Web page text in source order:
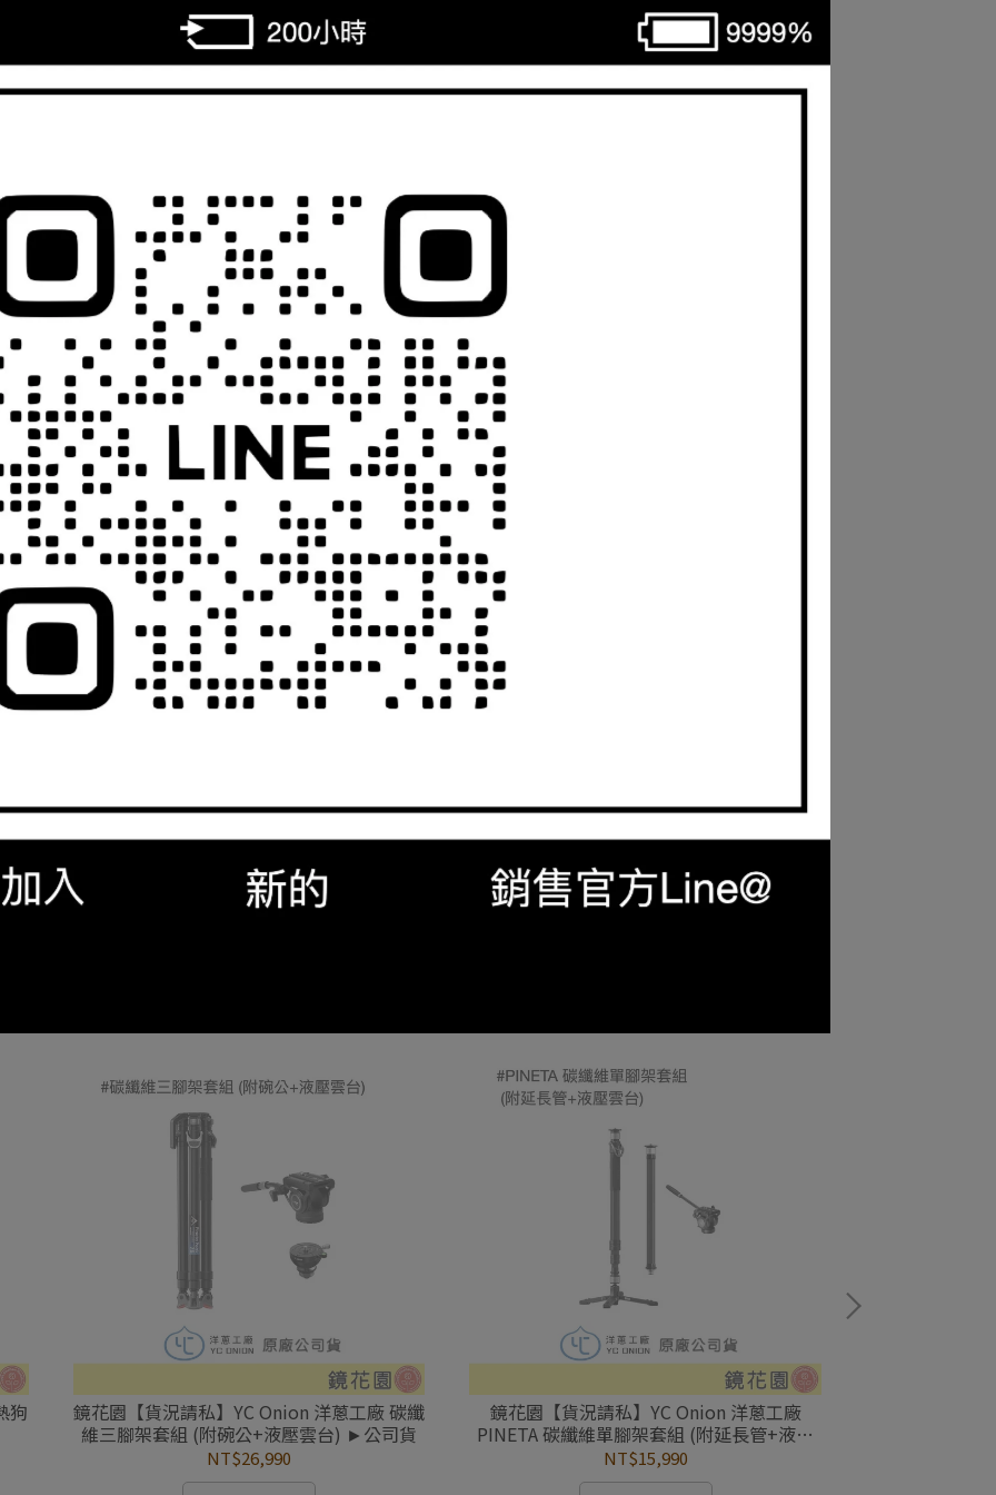
狗
鏡花園【貨況請私】YC Onion 洋蔥工廠 碳纖
維三腳架套組 (附碗公+液壓雲台) ►公司貨
NT$26,990
鏡花園【貨況請私】YC Onion 洋蔥工廠
PINETA 碳纖維單腳架套組 (附延長管+液壓
雲台) ►公司貨
NT$15,990